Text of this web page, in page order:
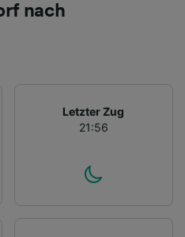
nach
Letzter Zug
21:56